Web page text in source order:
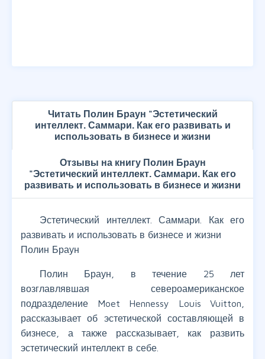
Читать Полин Браун "Эстетический
интеллект. Саммари. Как его развивать и
использовать в бизнесе и жизни
Отзывы на книгу Полин Браун
"Эстетический интеллект. Саммари. Как его
развивать и использовать в бизнесе и жизни
Эстетический интеллект. Саммари. Как его
развивать и использовать в бизнесе и жизни
Полин Браун
Полин Браун, в течение 25 лет
возглавлявшая североамериканское
подразделение Moet Hennessy Louis Vuitton,
рассказывает об эстетической составляющей в
бизнесе, а также рассказывает, как развить
эстетический интеллект в себе.